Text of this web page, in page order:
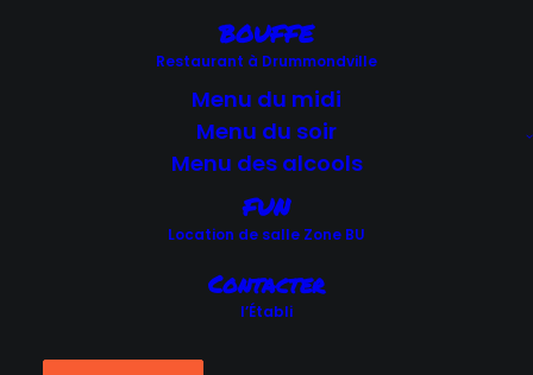
BOUFFE
Restaurant à Drummondville
Menu du midi
Menu du soir
Menu des alcools
FUN
Location de salle Zone BU
Contacter
l’Établi
ÉVÉNEMENTS SPÉCIAUX